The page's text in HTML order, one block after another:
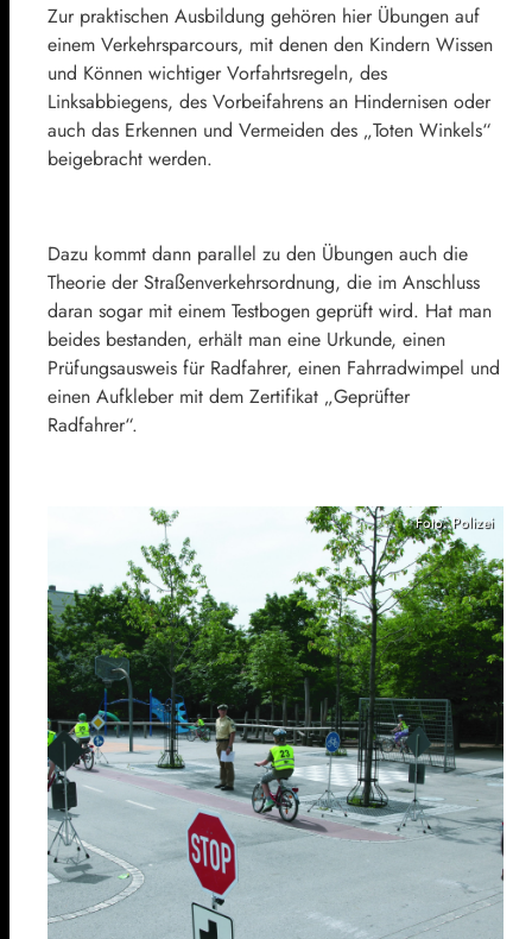
Zur praktischen Ausbildung gehören hier Übungen auf
einem Verkehrsparcours, mit denen den Kindern Wissen
und Können wichtiger Vorfahrtsregeln, des
Linksabbiegens, des Vorbeifahrens an Hindernisen oder
auch das Erkennen und Vermeiden des „Toten Winkels“
beigebracht werden.
Dazu kommt dann parallel zu den Übungen auch die
Theorie der Straßenverkehrsordnung, die im Anschluss
daran sogar mit einem Testbogen geprüft wird. Hat man
beides bestanden, erhält man eine Urkunde, einen
Prüfungsausweis für Radfahrer, einen Fahrradwimpel und
einen Aufkleber mit dem Zertifikat „Geprüfter
Radfahrer“.
Foto: Polizei